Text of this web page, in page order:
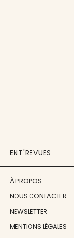
ENT'REVUES
À PROPOS
NOUS CONTACTER
NEWSLETTER
MENTIONS LÉGALES